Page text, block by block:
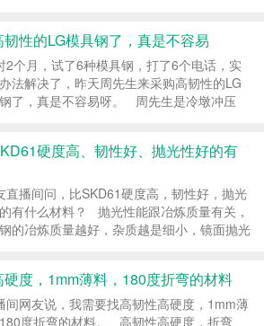
班。 我惊...
性的LG模具钢了，真是不容易
2个月，试了6种模具钢，打了6个电话，实
法解决了，昨天周先生来采购高韧性的LG
了，真是不容易呀。 周先生是冷墩冲压
具就裂了，问我紫铜冷锻模...
硬度高、韧性好、抛光性好的有
直播间问，比SKD61硬度高，韧性好，抛光
有什么材料？ 抛光性能跟冶炼质量有关，
的冶炼质量越好，杂质越是细小，镜面抛光
度，1mm薄料，180度折弯的材料
间网友说，我需要找高韧性高硬度，1mm薄
度折弯的材料。 高韧性高硬度，折弯